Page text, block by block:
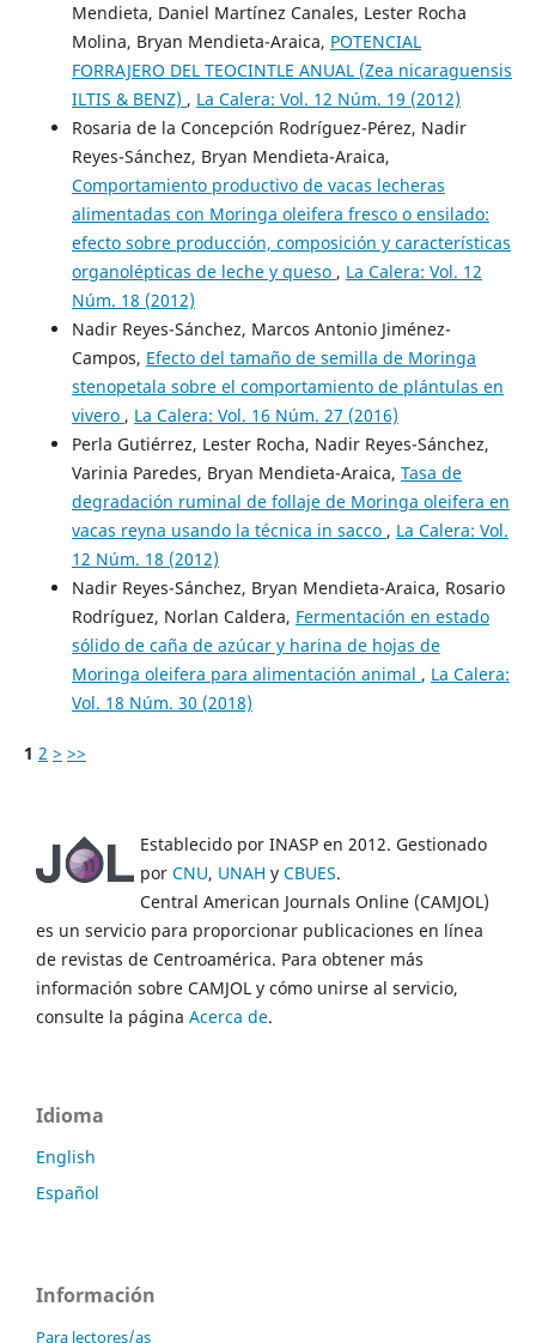
Mendieta, Daniel Martínez Canales, Lester Rocha
Molina, Bryan Mendieta-Araica, POTENCIAL
FORRAJERO DEL TEOCINTLE ANUAL (Zea nicaraguensis
ILTIS & BENZ) , La Calera: Vol. 12 Núm. 19 (2012)
Rosaria de la Concepción Rodríguez-Pérez, Nadir
Reyes-Sánchez, Bryan Mendieta-Araica,
Comportamiento productivo de vacas lecheras
alimentadas con Moringa oleifera fresco o ensilado:
efecto sobre producción, composición y características
organolépticas de leche y queso , La Calera: Vol. 12
Núm. 18 (2012)
Nadir Reyes-Sánchez, Marcos Antonio Jiménez-
Campos, Efecto del tamaño de semilla de Moringa
stenopetala sobre el comportamiento de plántulas en
vivero , La Calera: Vol. 16 Núm. 27 (2016)
Perla Gutiérrez, Lester Rocha, Nadir Reyes-Sánchez,
Varinia Paredes, Bryan Mendieta-Araica, Tasa de
degradación ruminal de follaje de Moringa oleifera en
vacas reyna usando la técnica in sacco , La Calera: Vol.
12 Núm. 18 (2012)
Nadir Reyes-Sánchez, Bryan Mendieta-Araica, Rosario
Rodríguez, Norlan Caldera, Fermentación en estado
sólido de caña de azúcar y harina de hojas de
Moringa oleifera para alimentación animal , La Calera:
Vol. 18 Núm. 30 (2018)
1 2 > >>
Establecido por INASP en 2012. Gestionado
por CNU, UNAH y CBUES.
Central American Journals Online (CAMJOL)
es un servicio para proporcionar publicaciones en línea
de revistas de Centroamérica. Para obtener más
información sobre CAMJOL y cómo unirse al servicio,
consulte la página Acerca de.
Idioma
English
Español
Información
Para lectores/as